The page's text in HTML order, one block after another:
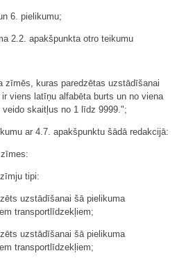
6. pielikumu;
2.2. apakšpunkta otro teikumu
zīmēs, kuras paredzētas uzstādīšanai
viens latīņu alfabēta burts un no viena
skaitļus no 1 līdz 9999.";
ar 4.7. apakšpunktu šādā redakcijā:
tipi:
uzstādīšanai šā pielikuma
transportlīdzekļiem;
uzstādīšanai šā pielikuma
transportlīdzekļiem;